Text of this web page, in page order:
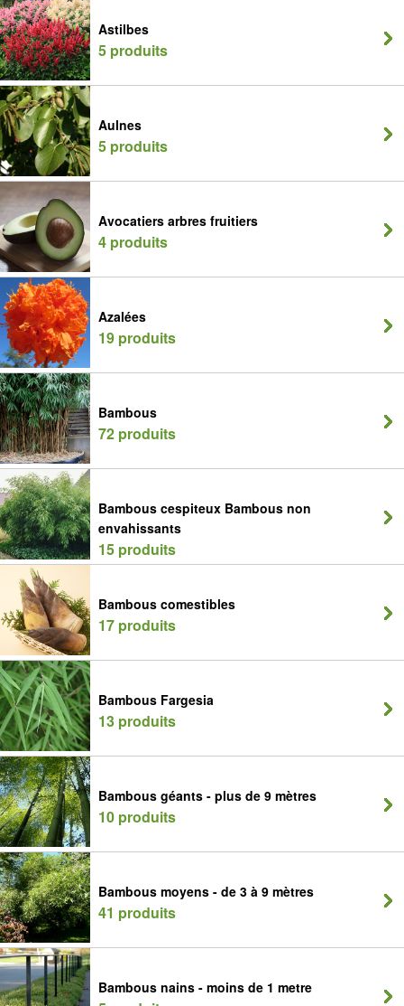
Astilbes
5 produits
Aulnes
5 produits
Avocatiers arbres fruitiers
4 produits
Azalées
19 produits
Bambous
72 produits
Bambous cespiteux Bambous non
envahissants
15 produits
Bambous comestibles
17 produits
Bambous Fargesia
13 produits
Bambous géants - plus de 9 mètres
10 produits
Bambous moyens - de 3 à 9 mètres
41 produits
Bambous nains - moins de 1 metre